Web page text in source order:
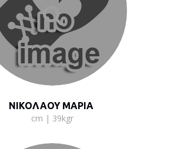
ΝΙΚΟΛΑΟΥ ΜΑΡΙΑ
cm | 39kgr